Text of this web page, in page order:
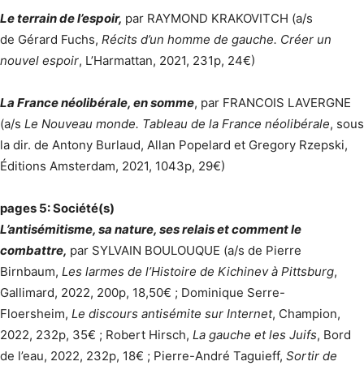
Le terrain de l’espoir, par RAYMOND KRAKOVITCH (a/s
de Gérard Fuchs, Récits d’un homme de gauche. Créer un
nouvel espoir, L’Harmattan, 2021, 231p, 24€)
La France néolibérale, en somme, par FRANCOIS LAVERGNE
(a/s Le Nouveau monde. Tableau de la France néolibérale, sous
la dir. de Antony Burlaud, Allan Popelard et Gregory Rzepski,
Éditions Amsterdam, 2021, 1043p, 29€)
pages 5: Société(s)
L’antisémitisme, sa nature, ses relais et comment le
combattre, par SYLVAIN BOULOUQUE (a/s de Pierre
Birnbaum, Les larmes de l’Histoire de Kichinev à Pittsburg,
Gallimard, 2022, 200p, 18,50€ ; Dominique Serre-
Floersheim, Le discours antisémite sur Internet, Champion,
2022, 232p, 35€ ; Robert Hirsch, La gauche et les Juifs, Bord
de l’eau, 2022, 232p, 18€ ; Pierre-André Taguieff, Sortir de